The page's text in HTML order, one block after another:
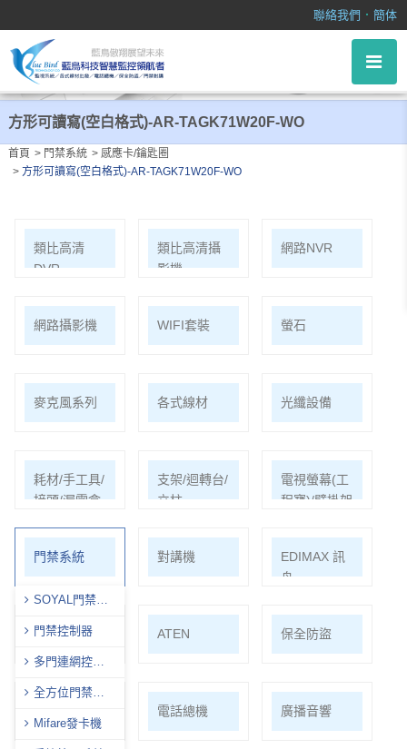
聯絡我們 ． 簡体
方形可讀寫(空白格式)-AR-TAGK71W20F-WO
首頁 門禁系統
感應卡/鑰匙圈
方形可讀寫(空白格式)-AR-TAGK71W20F-WO
類比高清
DVR
類比高清攝
影機
網路NVR
網路攝影機 WIFI套裝 螢石
麥克風系列 各式線材 光纖設備
耗材/手工具/
接頭/漏電盒
支架/迴轉台/
立柱
電視螢幕(工
程寶)/壁掛架
門禁系統
SOYAL門禁全
門禁控制器
多門連網控制
全方位門禁讀
Mifare發卡機
對講機
EDIMAX 訊
舟
PSTEK 五角 ATEN 保全防盜
電話總機 廣播音響